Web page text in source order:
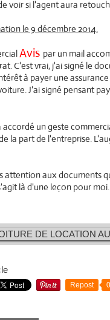
voir si l'agent aura
le 9 décembre 2014.
Avis par un mail
C'est vrai, j'ai signé le
à payer une
J'ai signé pensant
accordé un geste
la part de l'entreprise.
attention aux documents
là d'une leçon pour moi.
Repost 0